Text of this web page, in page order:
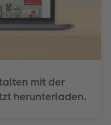
mit der
herunterladen.